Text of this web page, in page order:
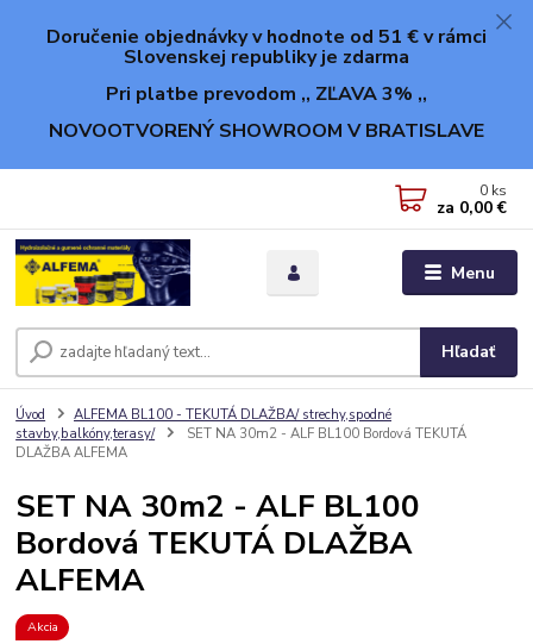
Doručenie objednávky v hodnote od 51 € v rámci
Slovenskej republiky je zdarma
Pri platbe prevodom ,, ZĽAVA 3% ,,
NOVOOTVORENÝ SHOWROOM V BRATISLAVE
Menu
Hľadať
0 ks
za 0,00 €
Úvod
ALFEMA BL100 - TEKUTÁ DLAŽBA/ strechy,spodné
stavby,balkóny,terasy/
SET NA 30m2 - ALF BL100 Bordová TEKUTÁ
DLAŽBA ALFEMA
SET NA 30m2 - ALF BL100
Bordová TEKUTÁ DLAŽBA
ALFEMA
Akcia